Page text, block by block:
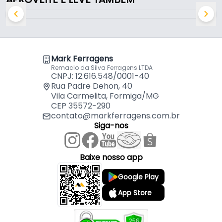
Indicado para:
- Tambor do dispositivo de montagem (sistema
Mark Ferragens
Remaclo da Silva Ferragens LTDA
CNPJ: 12.616.548/0001-40
Rua Padre Dehon, 40
Vila Carmelita, Formiga/MG
CEP 35572-290
contato@markferragens.com.br
Siga-nos
Baixe nosso app
Google Play
App Store